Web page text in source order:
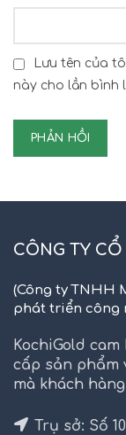
Lưu tên của
này cho lần bình
CÔNG TY
(Công ty TNHH
phát triển công
KochiGold
cấp sản phẩm
mà khách
Trụ sở: Số